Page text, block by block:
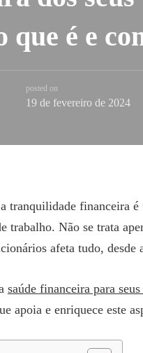
é e
posted on
19 de fevereiro de 2024
tranquilidade financeira é
trabalho. Não se trata
afeta tudo, desde
saúde financeira para
apoia e enriquece este